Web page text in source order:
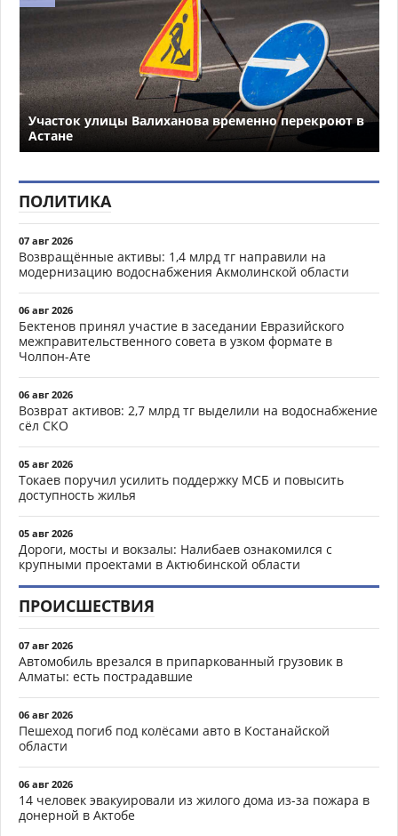
Участок улицы Валиханова временно перекроют в
Астане
ПОЛИТИКА
07 авг 2026
Возвращённые активы: 1,4 млрд тг направили на
модернизацию водоснабжения Акмолинской области
06 авг 2026
Бектенов принял участие в заседании Евразийского
межправительственного совета в узком формате в
Чолпон-Ате
06 авг 2026
Возврат активов: 2,7 млрд тг выделили на водоснабжение
сёл СКО
05 авг 2026
Токаев поручил усилить поддержку МСБ и повысить
доступность жилья
05 авг 2026
Дороги, мосты и вокзалы: Налибаев ознакомился с
крупными проектами в Актюбинской области
ПРОИСШЕСТВИЯ
07 авг 2026
Автомобиль врезался в припаркованный грузовик в
Алматы: есть пострадавшие
06 авг 2026
Пешеход погиб под колёсами авто в Костанайской
области
06 авг 2026
14 человек эвакуировали из жилого дома из-за пожара в
донерной в Актобе